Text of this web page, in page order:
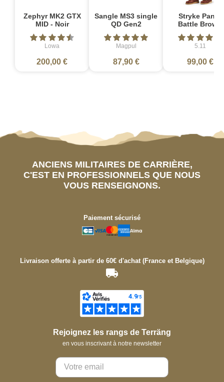
Zephyr MK2 GTX
MID - Noir
Lowa
200,00 €
Sangle MS3 single
QD Gen2
Magpul
87,90 €
Stryke Pant -
Battle Brown
5.11
99,00 €
ANCIENS MILITAIRES DE CARRIÈRE,
C'EST EN PROFESSIONNELS QUE NOUS
VOUS RENSEIGNONS.
Paiement sécurisé
Livraison offerte à partir de 60€ d'achat (France et Belgique)
Rejoignez les rangs de Terräng
en vous inscrivant à notre newsletter